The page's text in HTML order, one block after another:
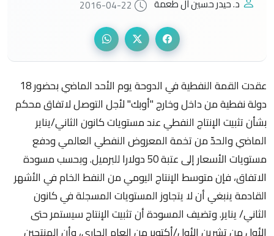
د. حيدر حسين آل طعمة 2016-04-22
عقدت القمة النفطية في الدوحة يوم الأحد الماضي بحضور 18
دولة نفطية من داخل وخارج "أوبك" لأجل التوصل لاتفاق محكم
بشأن تثبيت الإنتاج النفطي عند مستويات كانون الثاني/يناير
الماضي والحدّ من تخمة المعروض النفطي العالمي ودفع
مستويات الأسعار إلى عتبة 50 دولارا للبرميل. وبحسب مسودة
الاتفاق، فإن متوسط الإنتاج اليومي من النفط الخام في الأشهر
القادمة ينبغي أن لا يتجاوز المستويات المسجلة في كانون
الثاني/ يناير. وتضيف المسودة أن تثبيت الإنتاج سيستمر حتى